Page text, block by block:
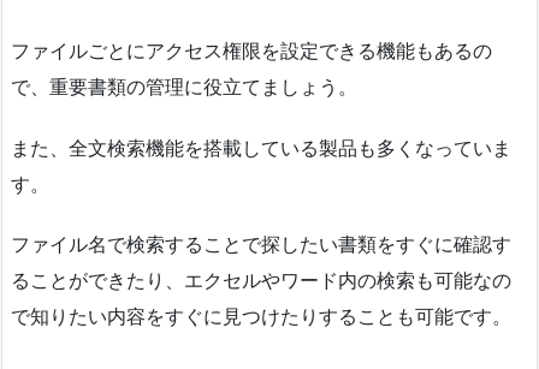
ファイルごとにアクセス権限を設定できる機能もあるの
で、重要書類の管理に役立てましょう。
また、全文検索機能を搭載している製品も多くなっていま
す。
ファイル名で検索することで探したい書類をすぐに確認す
ることができたり、エクセルやワード内の検索も可能なの
で知りたい内容をすぐに見つけたりすることも可能です。